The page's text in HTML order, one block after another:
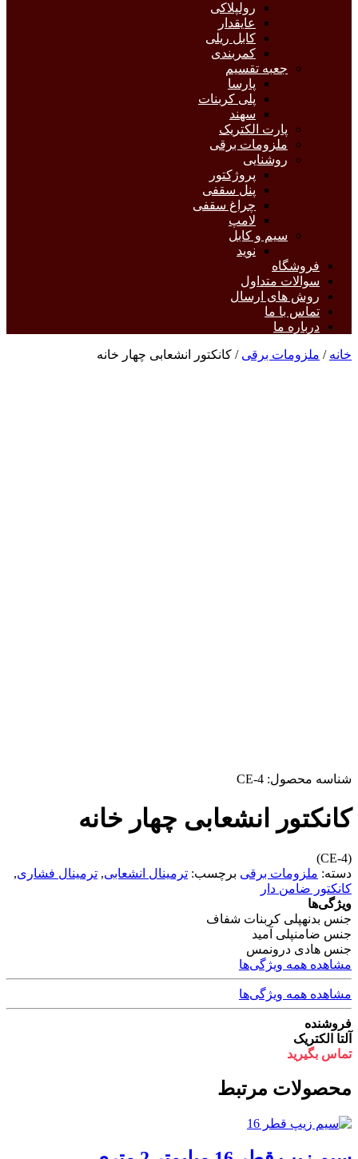
رولپلاکی
عایقدار
کابل ریلی
کمربندی
جعبه تقسیم
پارسا
پلی کربنات
سهند
پارت الکتریک
ملزومات برقی
روشنایی
پروژکتور
پنل سقفی
چراغ سقفی
لامپ
سیم و کابل
نوید
فروشگاه
سوالات متداول
روش های ارسال
تماس با ما
درباره ما
خانه / ملزومات برقی / کانکتور انشعابی چهار خانه
شناسه محصول: CE-4
کانکتور انشعابی چهار خانه
(CE-4)
دسته: ملزومات برقی برچسب: ترمینال انشعابی, ترمینال فشاری,
کانکتور ضامن دار
ویژگی‌ها
جنس بدنهپلی کربنات شفاف
جنس ضامنپلی آميد
جنس هادی درونمس
مشاهده همه ویژگی‌ها
مشاهده همه ویژگی‌ها
فروشنده
آلتا الکتریک
تماس بگیرید
محصولات مرتبط